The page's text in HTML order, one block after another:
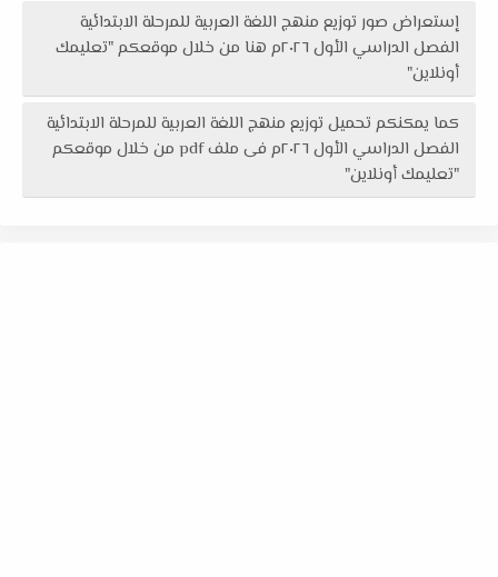
إستعراض صور توزيع منهج اللغة العربية للمرحلة الابتدائية
الفصل الدراسي الأول ٢٠٢٦م هنا من خلال موقعكم "تعليمك
أونلاين"
كما يمكنكم تحميل توزيع منهج اللغة العربية للمرحلة الابتدائية
الفصل الدراسي الأول ٢٠٢٦م فى ملف pdf من خلال موقعكم
"تعليمك أونلاين"